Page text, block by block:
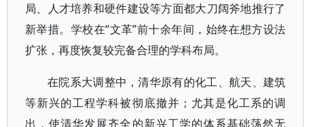
局、人才培养和硬件建设等方面都大刀阔斧地推行了
新举措。学校在“文革”前十余年间，始终在想方设法
扩张，再度恢复较完备合理的学科布局。
在院系大调整中，清华原有的化工、航天、建筑
等新兴的工程学科被彻底撤并；尤其是化工系的调
出，使清华发展齐全的新兴工学的体系基础荡然无